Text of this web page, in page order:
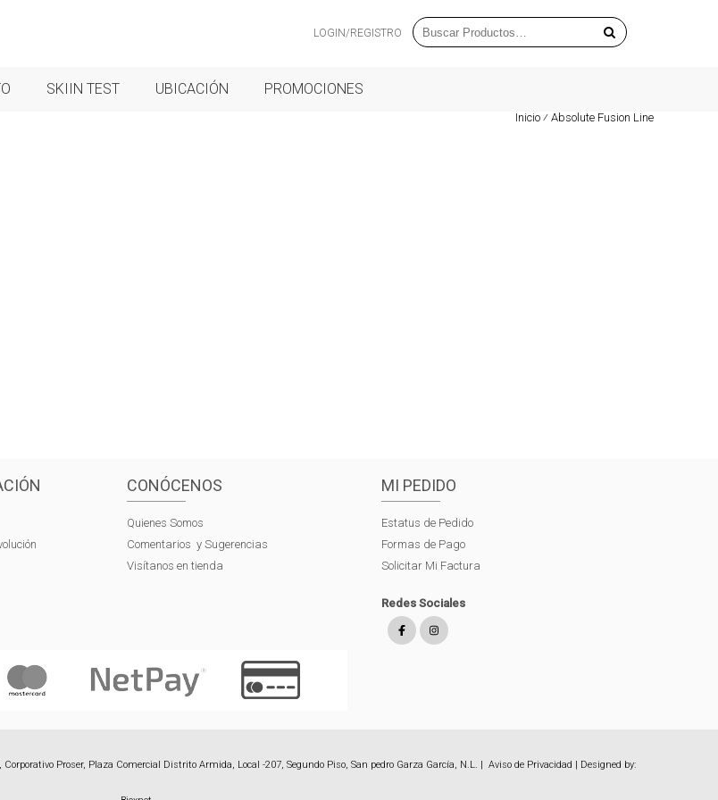
LOGIN/REGISTRO
SKIIN TEST UBICACIÓN PROMOCIONES
Inicio ⁄ Absolute Fusion Line
CONÓCENOS
Quienes Somos
Comentarios y Sugerencias
Visítanos en tienda
MI PEDIDO
Estatus de Pedido
Formas de Pago
Solicitar Mi Factura
Redes Sociales
Proser, Plaza Comercial Distrito Armida, Local -207, Segundo Piso, San pedro Garza García, N.L. | Aviso de Privacidad | Designed by: